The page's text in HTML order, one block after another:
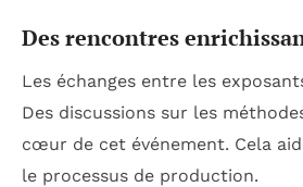
Des rencontres
Les échanges entre les
Des discussions sur les
cœur de cet événement. Cela
le processus de production.